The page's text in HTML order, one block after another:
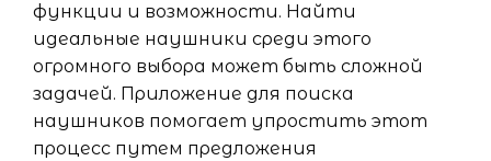
функции и возможности. Найти
идеальные наушники среди этого
огромного выбора может быть сложной
задачей. Приложение для поиска
наушников помогает упростить этот
процесс путем предложения